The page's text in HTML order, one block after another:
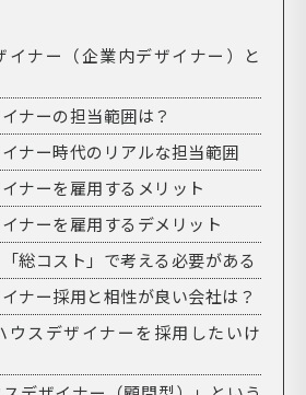
イナー（企業内デザイナー）と
ナーの担当範囲は？
ナー時代のリアルな担当範囲
ナーを雇用するメリット
ナーを雇用するデメリット
総コスト」で考える必要がある
ナー採用と相性が良い会社は？
ウスデザイナーを採用したいけ